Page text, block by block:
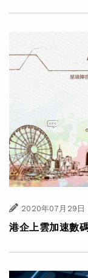
2020年07月29日
港企上雲加速數